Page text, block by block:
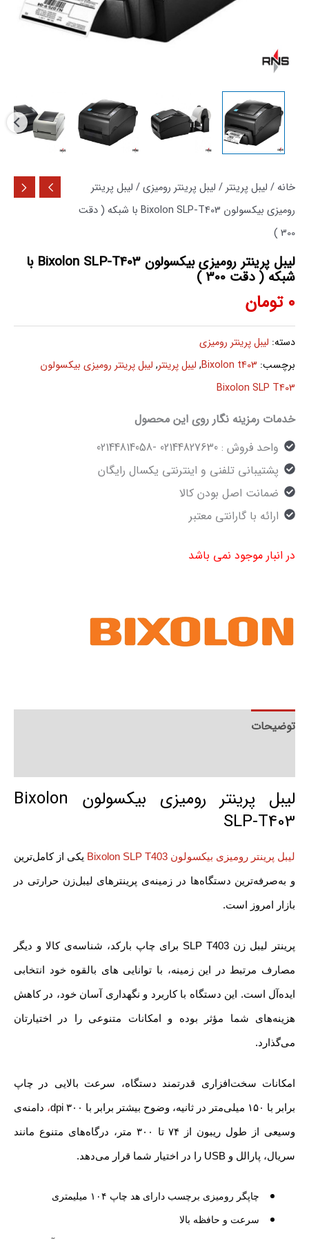
خانه / لیبل پرینتر/ لیبل پرینتر رومیزی/ لیبل پرینتر
رومیزی بیکسولون Bixolon SLP-T403 با شبکه ( دقت
300 )
لیبل پرینتر رومیزی بیکسولون Bixolon SLP-T403 با
شبکه ( دقت 300 )
0 تومان
دسته: لیبل پرینتر رومیزی
برچسب: Bixolon t403
, لیبل پرینتر, لیبل پرینتر رومیزی بیکسولون
Bixolon SLP T403
خدمات رمزینه نگار روی این محصول
واحد فروش : 02144827630 -02144814058
پشتیبانی تلفنی و اینترنتی یکسال رایگان
ضمانت اصل بودن کالا
ارائه با گارانتی معتبر
در انبار موجود نمی باشد
توضیحات
لیبل پرینتر رومیزی بیکسولون Bixolon
SLP-T403
لیبل پرینتر رومیزی بیکسولون Bixolon SLP T403 یکی از کامل‌ترین
و به‌صرفه‌ترین دستگاه‌ها در زمینه‌ی پرینترهای لیبل‌زن حرارتی در
بازار امروز است.
پرینتر لیبل زن SLP T403 برای چاپ بارکد، شناسه‌ی کالا و دیگر
مصارف مرتبط در این زمینه، با توانایی های بالقوه خود انتخابی
ایده‌آل است. این دستگاه با کاربرد و نگهداری آسان خود، در کاهش
هزینه‌های شما مؤثر بوده و امکانات متنوعی را در اختیارتان
می‌گذارد.
امکانات سخت‌افزاری قدرتمند دستگاه، سرعت بالایی در چاپ
برابر با ۱۵۰ میلی‌متر در ثانیه، وضوح بیشتر برابر با ۳۰۰ dpi ، دامنه‌ی
وسیعی از طول ریبون از ۷۴ تا ۳۰۰ متر، درگاه‌های متنوع مانند
سریال، پارالل و USB را در اختیار شما قرار می‌دهد.
چاپگر رومیزی برچسب دارای هد چاپ ۱۰۴ میلیمتری
سرعت و حافظه بالا